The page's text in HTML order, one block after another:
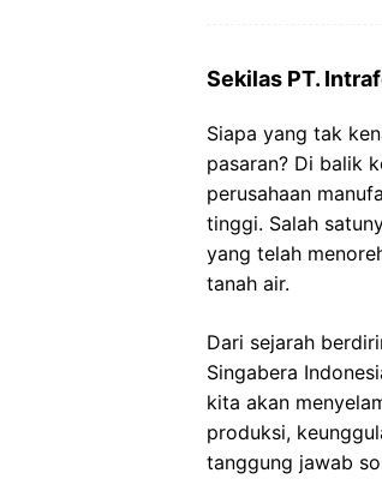
Sekilas PT.
Siapa yang tak
pasaran? Di balik
perusahaan
tinggi. Salah
yang telah
tanah air.
Dari sejarah
Singabera
kita akan
produksi,
tanggung jawab